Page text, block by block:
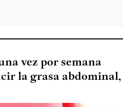
vez por semana
la grasa abdominal,